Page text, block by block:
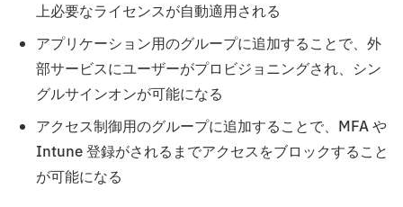
上必要なライセンスが自動適用される
アプリケーション用のグループに追加することで、外
部サービスにユーザーがプロビジョニングされ、シン
グルサインオンが可能になる
アクセス制御用のグループに追加することで、MFA や
Intune 登録がされるまでアクセスをブロックすること
が可能になる